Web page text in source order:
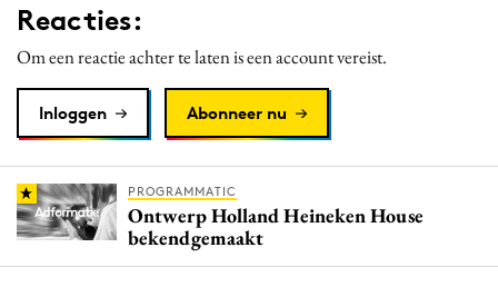
Reacties:
Om een reactie achter te laten is een account vereist.
Inloggen Abonneer nu
PROGRAMMATIC
Ontwerp Holland Heineken House
bekendgemaakt